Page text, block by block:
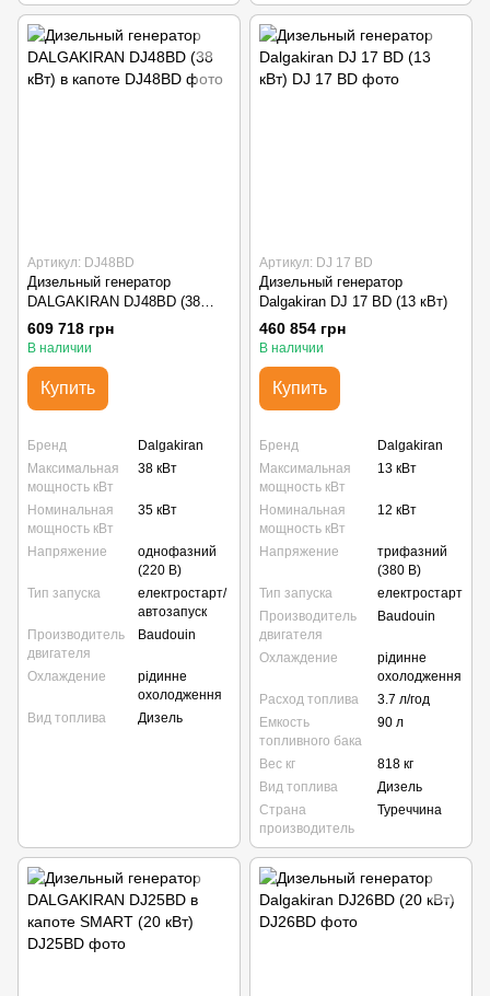
Артикул: DJ48BD
Дизельный генератор
DALGAKIRAN DJ48BD (38
кВт) в капоте
609 718 грн
В наличии
Купить
Бренд
Dalgakiran
Максимальная
мощность кВт
38 кВт
Номинальная
мощность кВт
35 кВт
Напряжение
однофазний
(220 В)
Тип запуска
електростарт/
автозапуск
Производитель
двигателя
Baudouin
Охлаждение
рідинне
охолодження
Вид топлива
Дизель
Артикул: DJ 17 BD
Дизельный генератор
Dalgakiran DJ 17 BD (13 кВт)
460 854 грн
В наличии
Купить
Бренд
Dalgakiran
Максимальная
мощность кВт
13 кВт
Номинальная
мощность кВт
12 кВт
Напряжение
трифазний
(380 В)
Тип запуска
електростарт
Производитель
двигателя
Baudouin
Охлаждение
рідинне
охолодження
Расход топлива
3.7 л/год
Емкость
топливного бака
90 л
Вес кг
818 кг
Вид топлива
Дизель
Страна
производитель
Туреччина